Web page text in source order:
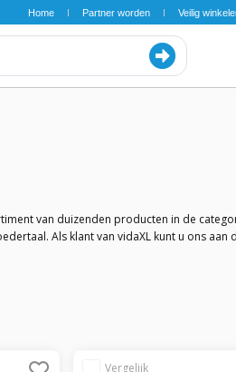
Home Partner worden Veilig
van duizenden producten in de
Als klant van vidaXL kunt u ons